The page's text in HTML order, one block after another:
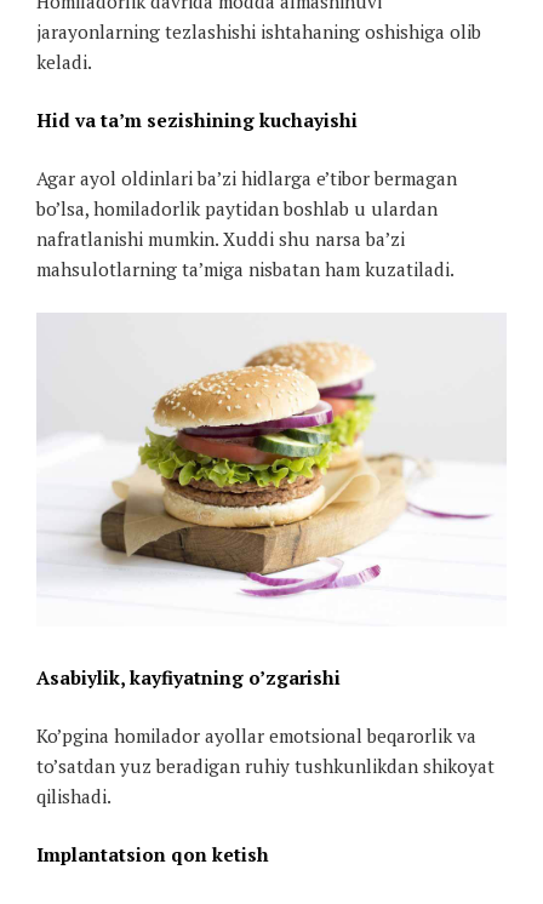
jarayonlarning tezlashishi ishtahaning oshishiga olib
keladi.
Hid va ta’m sezishining kuchayishi
Agar ayol oldinlari ba’zi hidlarga e’tibor bermagan
bo’lsa, homiladorlik paytidan boshlab u ulardan
nafratlanishi mumkin. Xuddi shu narsa ba’zi
mahsulotlarning ta’miga nisbatan ham kuzatiladi.
Asabiylik, kayfiyatning o’zgarishi
Ko’pgina homilador ayollar emotsional beqarorlik va
to’satdan yuz beradigan ruhiy tushkunlikdan shikoyat
qilishadi.
Implantatsion qon ketish